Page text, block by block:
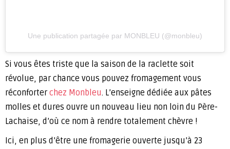
Une publication partagée par MONBLEU (@monbleu)
Si vous êtes triste que la saison de la raclette soit
révolue, par chance vous pouvez fromagement vous
réconforter chez Monbleu. L’enseigne dédiée aux pâtes
molles et dures ouvre un nouveau lieu non loin du Père-
Lachaise, d’où ce nom à rendre totalement chèvre !
Ici, en plus d’être une fromagerie ouverte jusqu’à 23